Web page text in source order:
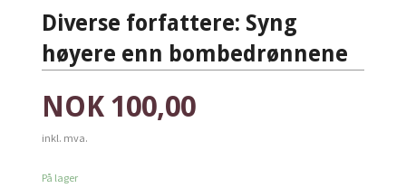
Diverse forfattere: Syng
høyere enn bombedrønnene
Pris
NOK 100,00
inkl. mva.
På lager